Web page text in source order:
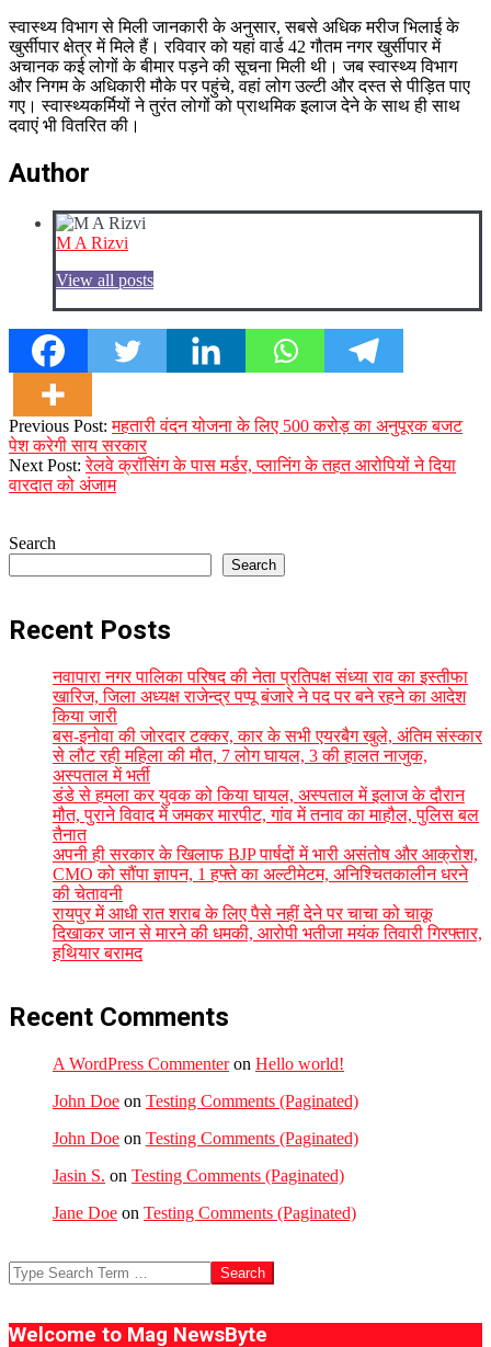
स्वास्थ्य विभाग से मिली जानकारी के अनुसार, सबसे अधिक मरीज भिलाई के
खुर्सीपार क्षेत्र में मिले हैं। रविवार को यहां वार्ड 42 गौतम नगर खुर्सीपार में
अचानक कई लोगों के बीमार पड़ने की सूचना मिली थी। जब स्वास्थ्य विभाग
और निगम के अधिकारी मौके पर पहुंचे, वहां लोग उल्टी और दस्त से पीड़ित पाए
गए। स्वास्थ्यकर्मियों ने तुरंत लोगों को प्राथमिक इलाज देने के साथ ही साथ
दवाएं भी वितरित की।
Author
M A Rizvi
View all posts
2023-
12-
18
Previous Post:महतारी वंदन योजना के लिए 500 करोड़ का अनुपूरक बजट
पेश करेगी साय सरकार
Next Post:रेलवे क्रॉसिंग के पास मर्डर, प्लानिंग के तहत आरोपियों ने दिया
वारदात को अंजाम
Search
Search
Recent Posts
नवापारा नगर पालिका परिषद की नेता प्रतिपक्ष संध्या राव का इस्तीफा
खारिज, जिला अध्यक्ष राजेन्द्र पप्पू बंजारे ने पद पर बने रहने का आदेश
किया जारी
बस-इनोवा की जोरदार टक्कर, कार के सभी एयरबैग खुले, अंतिम संस्कार
से लौट रही महिला की मौत, 7 लोग घायल, 3 की हालत नाजुक,
अस्पताल में भर्ती
डंडे से हमला कर युवक को किया घायल, अस्पताल में इलाज के दौरान
मौत, पुराने विवाद में जमकर मारपीट, गांव में तनाव का माहौल, पुलिस बल
तैनात
अपनी ही सरकार के खिलाफ BJP पार्षदों में भारी असंतोष और आक्रोश,
CMO को सौंपा ज्ञापन, 1 हफ्ते का अल्टीमेटम, अनिश्चितकालीन धरने
की चेतावनी
रायपुर में आधी रात शराब के लिए पैसे नहीं देने पर चाचा को चाकू
दिखाकर जान से मारने की धमकी, आरोपी भतीजा मयंक तिवारी गिरफ्तार,
हथियार बरामद
Recent Comments
A WordPress Commenteron Hello world!
John Doe on Testing Comments (Paginated)
John Doe on Testing Comments (Paginated)
Jasin S. on Testing Comments (Paginated)
Jane Doe on Testing Comments (Paginated)
Search
Welcome to Mag NewsByte